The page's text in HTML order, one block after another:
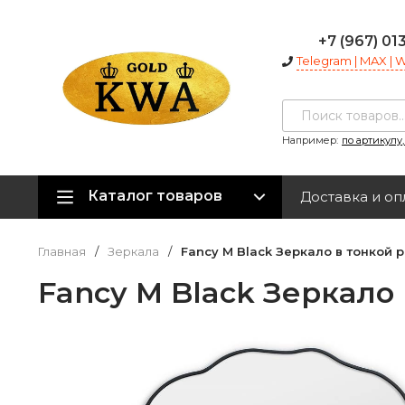
+7 (967)
Telegram | MAX |
Например: по
Каталог товаров Доставка и
Главная / Зеркала / Fancy M Black Зеркало в тонкой
Fancy M Black